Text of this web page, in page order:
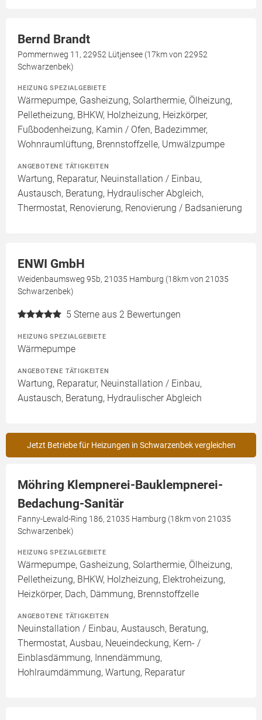
Bernd Brandt
Pommernweg 11, 22952 Lütjensee (17km von 22952
Schwarzenbek)
HEIZUNG SPEZIALGEBIETE
Wärmepumpe, Gasheizung, Solarthermie, Ölheizung,
Pelletheizung, BHKW, Holzheizung, Heizkörper,
Fußbodenheizung, Kamin / Ofen, Badezimmer,
Wohnraumlüftung, Brennstoffzelle, Umwälzpumpe
ANGEBOTENE TÄTIGKEITEN
Wartung, Reparatur, Neuinstallation / Einbau,
Austausch, Beratung, Hydraulischer Abgleich,
Thermostat, Renovierung, Renovierung / Badsanierung
ENWI GmbH
Weidenbaumsweg 95b, 21035 Hamburg (18km von 21035
Schwarzenbek)
5 Sterne aus 2 Bewertungen
HEIZUNG SPEZIALGEBIETE
Wärmepumpe
ANGEBOTENE TÄTIGKEITEN
Wartung, Reparatur, Neuinstallation / Einbau,
Austausch, Beratung, Hydraulischer Abgleich
Jetzt Betriebe für Heizungen in Schwarzenbek vergleichen
Möhring Klempnerei-Bauklempnerei-
Bedachung-Sanitär
Fanny-Lewald-Ring 186, 21035 Hamburg (18km von 21035
Schwarzenbek)
HEIZUNG SPEZIALGEBIETE
Wärmepumpe, Gasheizung, Solarthermie, Ölheizung,
Pelletheizung, BHKW, Holzheizung, Elektroheizung,
Heizkörper, Dach, Dämmung, Brennstoffzelle
ANGEBOTENE TÄTIGKEITEN
Neuinstallation / Einbau, Austausch, Beratung,
Thermostat, Ausbau, Neueindeckung, Kern- /
Einblasdämmung, Innendämmung,
Hohlraumdämmung, Wartung, Reparatur